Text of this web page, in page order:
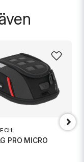
PRO MICRO